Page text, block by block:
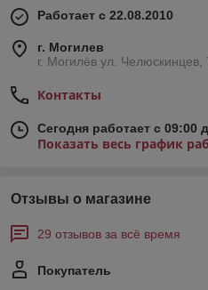
Работает с 22.08.2010
г. Могилев
г. Могилёв ул.
Контакты
Сегодня работает с 09:00
Показать весь график
Отзывы о магазине
29 отзывов за всё время
Покупатель